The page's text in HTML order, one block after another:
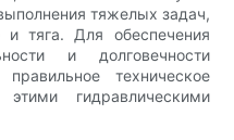
тяжелых задач,
тяга. Для обеспечения
и долговечности
техническое
гидравлическими